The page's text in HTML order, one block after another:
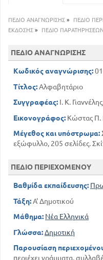
Παπί
Γάλα
Ώρα καλή
Η κυρία Ξένη
Το μπαστούνι
γγ - Το φεγγάρι
Άλφα - Βήτα
ΜΕΡΟΣ ΔΕΥΤΕΡΟ
Ήρθε η Άνοιξη
Οι πεταλούδες
Κάθε πρωί
Ένα παραμύθι
ΠΕΔΙΟ ΑΝΑΓΝΩΡΙΣΗΣ » ΠΕΔΙΟ
ΕΚΔΟΣΗΣ » ΠΕΔΙΟ ΠΑΡΑΤΗΡΗΣΕΩΝ
ΠΕΔΙΟ ΑΝΑΓΝΩΡΙΣΗΣ
Κωδικός αναγνώρισης:
Τίτλος:Αλφαβητάριο
Συγγραφέας: Ι. Κ.
Εικονογράφος: Κώστας Π.
Μέγεθος και υπόστρωμα:
εξώφυλλο, 205 σελίδες.
ΠΕΔΙΟ ΠΕΡΙΕΧΟΜΕΝΟΥ
Βαθμίδα εκπαίδευσης:
Τάξη:Α' Δημοτικού
Μάθημα: Νέα Ελληνικά
Γλώσσα:Δημοτική
Παρουσίαση
περιέχει γράμματα,